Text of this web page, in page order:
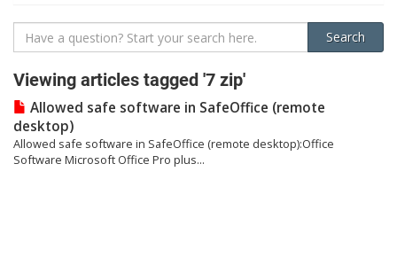
Viewing articles tagged '7 zip'
Allowed safe software in SafeOffice (remote
desktop)
Allowed safe software in SafeOffice (remote desktop):Office
Software Microsoft Office Pro plus...